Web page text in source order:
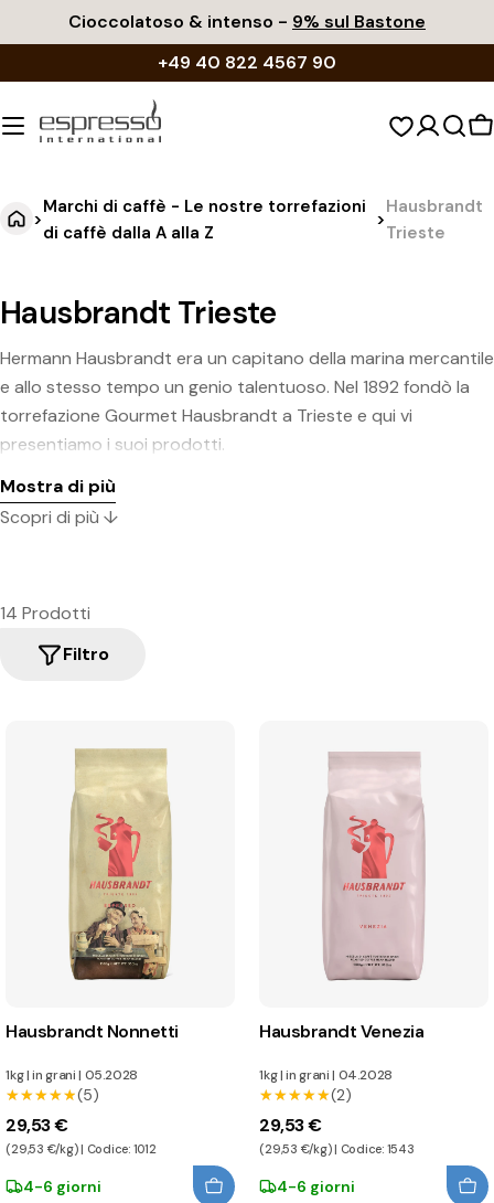
al
Cioccolatoso & intenso - 9% sul Bastone
+49 40 822 4567 90
>
Marchi di caffè - Le nostre torrefazioni
di caffè dalla A alla Z
>
Hausbrandt
Trieste
Hausbrandt Trieste
Hermann Hausbrandt era un capitano della marina mercantile
e allo stesso tempo un genio talentuoso. Nel 1892 fondò la
torrefazione Gourmet Hausbrandt a Trieste e qui vi
presentiamo i suoi prodotti.
Mostra di più
Scopri di più ↓
14 Prodotti
Filtro
Hausbrandt Nonnetti
1kg|in grani| 05.2028
★★★★★
★★★★★(5)
29,53 €
(29,53 €/kg) | Codice: 1012
4-6 giorni
Hausbrandt Venezia
1kg|in grani| 04.2028
★★★★★
★★★★★(2)
29,53 €
(29,53 €/kg) | Codice: 1543
4-6 giorni